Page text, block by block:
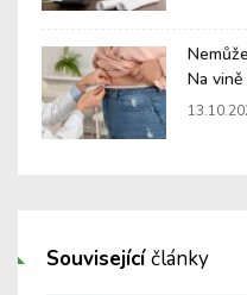
Na
Souvisejícíčlánky